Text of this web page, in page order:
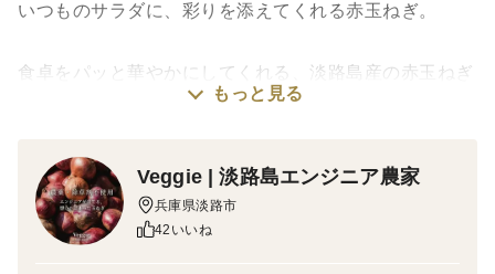
いつものサラダに、彩りを添えてくれる赤玉ねぎ。
食卓をパッと華やかにしてくれる、淡路島産の赤玉ねぎ
チのトッピングにもぴったりです。
栽培期間中、農薬・除草剤を使わず、有機質肥料を使用
もっと見る
Veggie | 淡路島エンジニア農家
兵庫県淡路市
42いいね